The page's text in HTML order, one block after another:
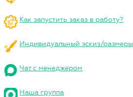
Как запустить заказ в работу?
Индивидуальный эскиз/размеры
Чат с менеджером
Наша группа